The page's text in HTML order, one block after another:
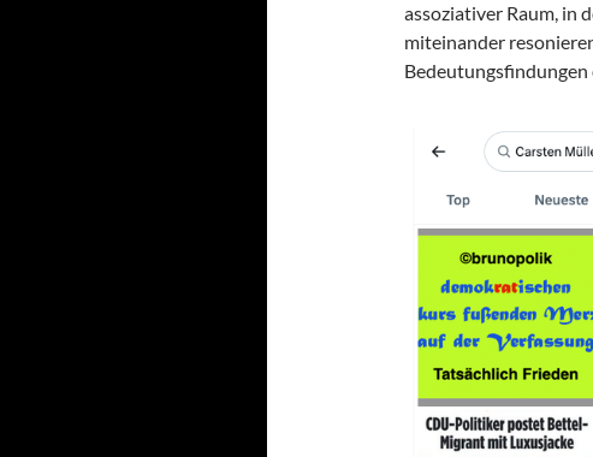
assoziativer Raum, in
miteinander
Bedeutungsfindungen